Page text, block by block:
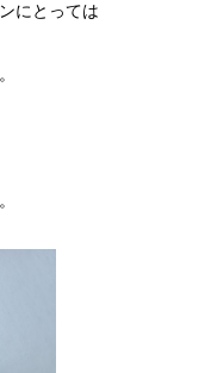
にとっては